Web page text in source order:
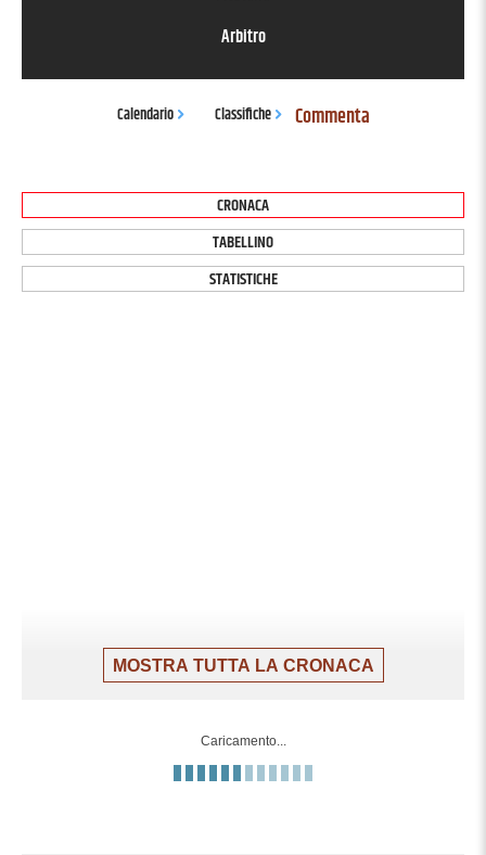
Arbitro
Calendario Classifiche Commenta
CRONACA
TABELLINO
STATISTICHE
MOSTRA TUTTA LA CRONACA
Caricamento...